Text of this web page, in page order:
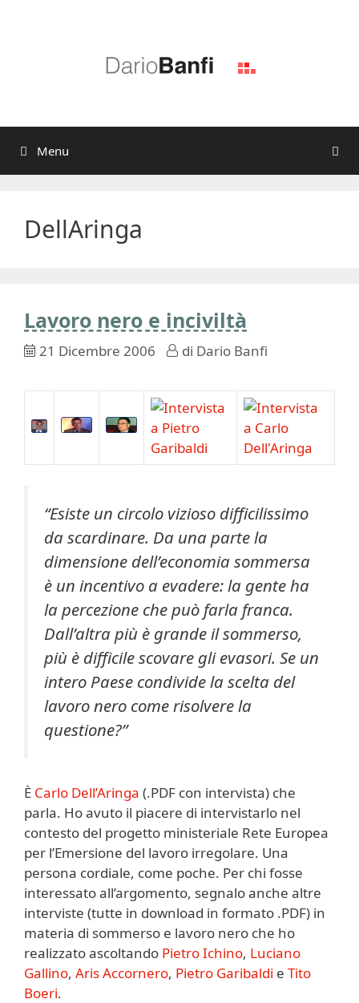
Menu
DellAringa
Lavoro nero e inciviltà
21 Dicembre 2006 di Dario Banfi
“Esiste un circolo vizioso difficilissimo
da scardinare. Da una parte la
dimensione dell’economia sommersa
è un incentivo a evadere: la gente ha
la percezione che può farla franca.
Dall’altra più è grande il sommerso,
più è difficile scovare gli evasori. Se un
intero Paese condivide la scelta del
lavoro nero come risolvere la
questione?”
È Carlo Dell’Aringa (.PDF con intervista) che
parla. Ho avuto il piacere di intervistarlo nel
contesto del progetto ministeriale Rete Europea
per l’Emersione del lavoro irregolare. Una
persona cordiale, come poche. Per chi fosse
interessato all’argomento, segnalo anche altre
interviste (tutte in download in formato .PDF) in
materia di sommerso e lavoro nero che ho
realizzato ascoltando Pietro Ichino, Luciano
Gallino, Aris Accornero, Pietro Garibaldi e Tito
Boeri.